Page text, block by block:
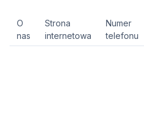
O
nas
Strona
internetowa
Numer
telefonu